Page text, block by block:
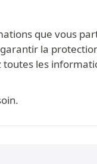
que vous
la
les